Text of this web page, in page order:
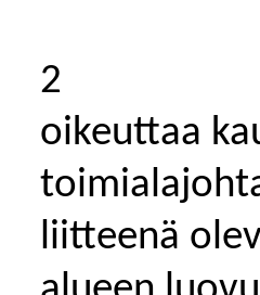
2
oikeuttaa
liitteenä